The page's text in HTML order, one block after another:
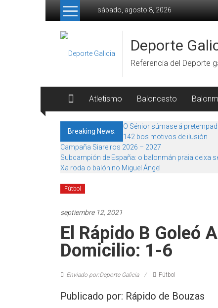
Skip to content
sábado, agosto 8, 2026
Deporte
Referencia del Deporte
Atletismo Baloncesto
Breaking News:
O Sénior súmase á
142 bos motivos de ilusión
Campaña Siareiros 2026 – 2027
Subcampión de España: o balonmán praia deixa
Xa roda o balón no Miguel Ángel
Fútbol
septiembre 12, 2021
El Rápido B Goleó
Domicilio: 1-6
Enviado por:Deporte Galicia Fútbol
Publicado por: Rápido de Bouzas